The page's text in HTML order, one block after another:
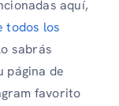
aquí,
todos los
sabrás
página de
favorito